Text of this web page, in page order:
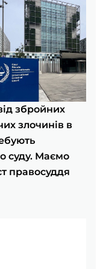
збройних
злочинів в
суду. Маємо
правосуддя